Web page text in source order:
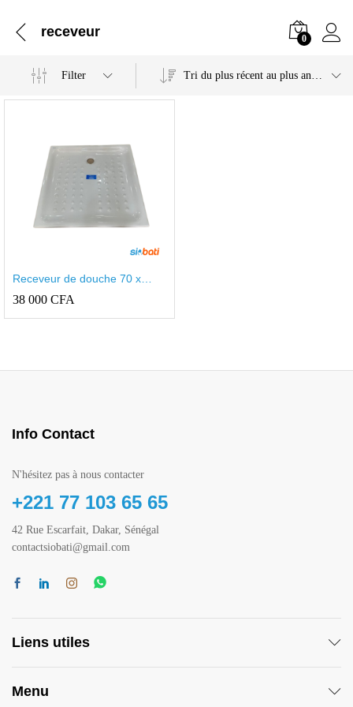
receveur 0
Filter Tri du plus récent au plus ancien
Receveur de douche 70 x
70cm ASTORE BLANC
38 000 CFA
Info Contact
N'hésitez pas à nous contacter
+221 77 103 65 65
42 Rue Escarfait, Dakar, Sénégal
contactsiobati@gmail.com
Liens utiles
Menu